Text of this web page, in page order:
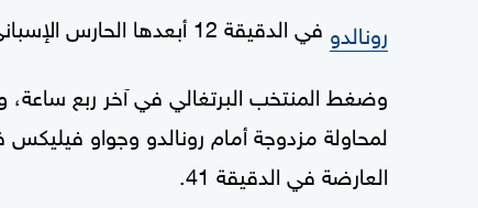
رونالدو في الدقيقة 12 أبعدها الحارس الإسباني أوناي سيمون.
وضغط المنتخب البرتغالي في آخر ربع
العارضة في الدقيقة 41.